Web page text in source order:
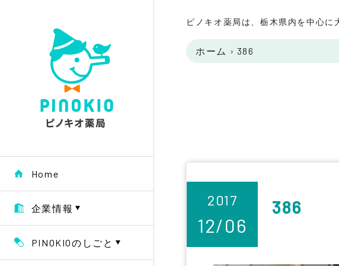
Home
企業情報
PINOKIOのしごと
ピノキオ薬局は、栃木県内を中心に
ホーム › 386
2017
12/06
386